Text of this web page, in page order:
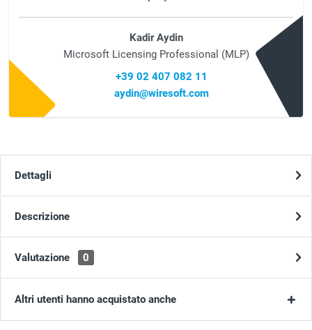
Kadir Aydin
Microsoft Licensing Professional (MLP)
+39 02 407 082 11
aydin@wiresoft.com
Dettagli
Descrizione
Valutazione 0
Altri utenti hanno acquistato anche